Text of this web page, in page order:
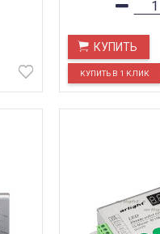
КУПИТЬ